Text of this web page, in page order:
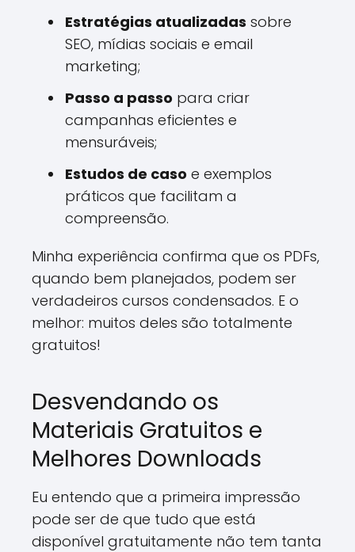
Estratégias atualizadas sobre
SEO, mídias sociais e email
marketing;
Passo a passo para criar
campanhas eficientes e
mensuráveis;
Estudos de caso e exemplos
práticos que facilitam a
compreensão.
Minha experiência confirma que os PDFs,
quando bem planejados, podem ser
verdadeiros cursos condensados. E o
melhor: muitos deles são totalmente
gratuitos!
Desvendando os
Materiais Gratuitos e
Melhores Downloads
Eu entendo que a primeira impressão
pode ser de que tudo que está
disponível gratuitamente não tem tanta